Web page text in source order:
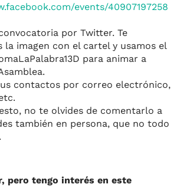
events/40907197258
por Twitter. Te
la imagen con el cartel y usamos el
para animar a
contactos por correo electrónico,
no te olvides de comentarlo a
también en persona, que no todo
pero tengo interés en este